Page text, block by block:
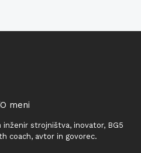
strojništva, inovator, BG5
coach, avtor in govorec.